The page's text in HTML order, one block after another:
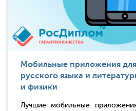
Мобильные приложения
русского языка и
и физики
Лучшие мобильные